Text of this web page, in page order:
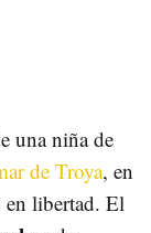
una niña de
de Troya, en
libertad. El